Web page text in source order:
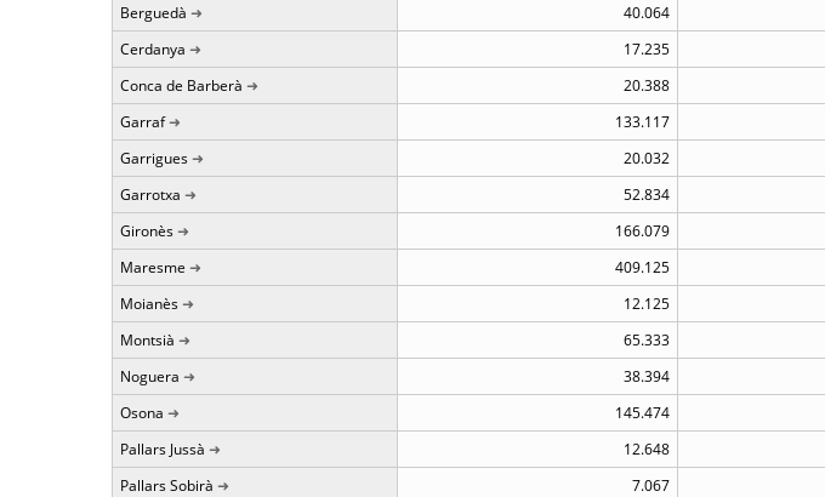
Berguedà
40.064
Cerdanya
17.235
Conca de Barberà
20.388
Garraf
133.117
Garrigues
20.032
Garrotxa
52.834
Gironès
166.079
Maresme
409.125
Moianès
12.125
Montsià
65.333
Noguera
38.394
Osona
145.474
Pallars Jussà
12.648
Pallars Sobirà
7.067